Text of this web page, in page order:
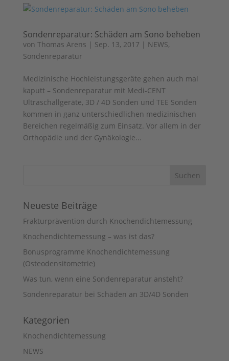
Sondenreparatur: Schäden am Sono beheben
von Thomas Arens | Sep. 13, 2017 | NEWS,
Sondenreparatur
Medizinische Hochleistungsgeräte gehen auch mal
kaputt – Sondenreparatur mit Medi-CENT
Ultraschallgeräte, 3D / 4D Sonden und TEE Sonden
kommen in ganz unterschiedlichen medizinischen
Bereichen regelmäßig zum Einsatz. Vor allem in der
Orthopädie und der Gynäkologie...
Neueste Beiträge
Frakturprävention durch Knochendichtemessung
Knochendichtemessung – was ist das?
Bonusprogramme Knochendichtemessung
(Osteodensitometrie)
Was tun, wenn eine Sondenreparatur ansteht?
Sondenreparatur bei Schäden an 3D/4D Sonden
Kategorien
Knochendichtemessung
NEWS